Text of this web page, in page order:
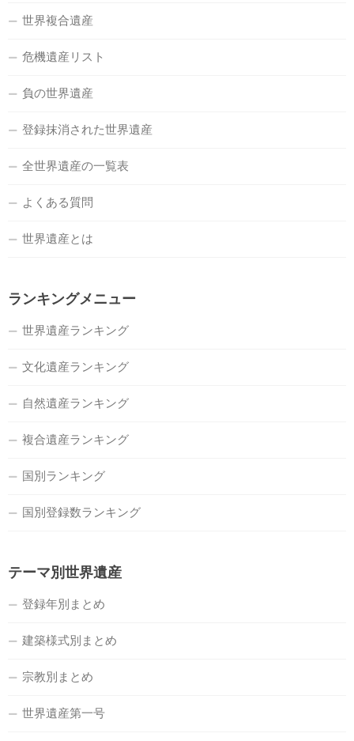
世界複合遺産
危機遺産リスト
負の世界遺産
登録抹消された世界遺産
全世界遺産の一覧表
よくある質問
世界遺産とは
ランキングメニュー
世界遺産ランキング
文化遺産ランキング
自然遺産ランキング
複合遺産ランキング
国別ランキング
国別登録数ランキング
テーマ別世界遺産
登録年別まとめ
建築様式別まとめ
宗教別まとめ
世界遺産第一号